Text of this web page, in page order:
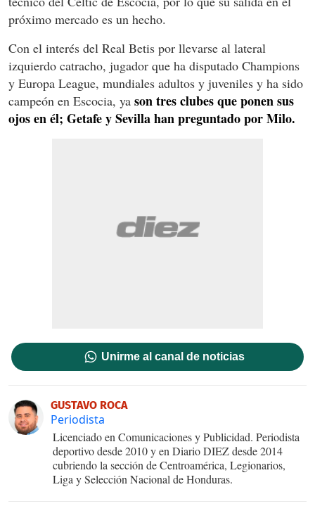
próximo mercado es un hecho.
Con el interés del Real Betis por llevarse al lateral
izquierdo catracho, jugador que ha disputado Champions
y Europa League, mundiales adultos y juveniles y ha sido
campeón en Escocia, ya son tres clubes que ponen sus
ojos en él; Getafe y Sevilla han preguntado por Milo.
Unirme al canal de noticias
GUSTAVO ROCA
Periodista
Licenciado en Comunicaciones y Publicidad. Periodista
deportivo desde 2010 y en Diario DIEZ desde 2014
cubriendo la sección de Centroamérica, Legionarios,
Liga y Selección Nacional de Honduras.